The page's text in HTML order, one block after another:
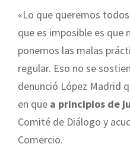
«Lo que queremos
que es imposible es que
ponemos las malas
regular. Eso no se
denunció López Madrid
en que a principios de
Comité de Diálogo y
Comercio.